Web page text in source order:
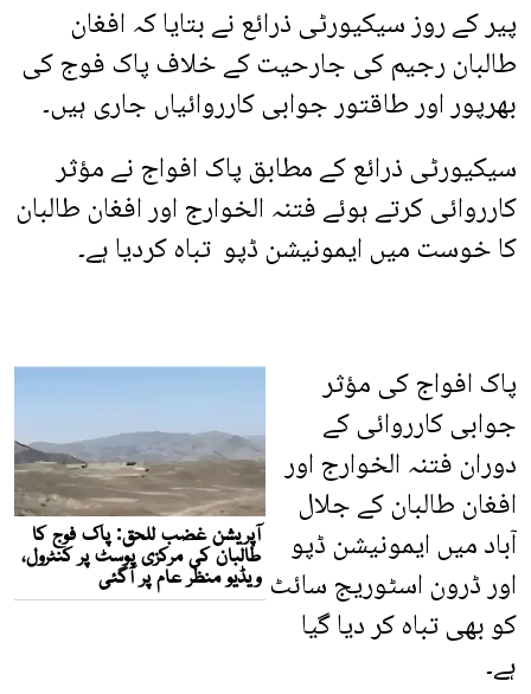
پیر کے روز سیکیورٹی ذرائع نے بتایا کہ افغان
طالبان رجیم کی جارحیت کے خلاف پاک فوج کی
بھرپور اور طاقتور جوابی کارروائیاں جاری ہیں۔
سیکیورٹی ذرائع کے مطابق پاک افواج نے مؤثر
کارروائی کرتے ہوئے فتنہ الخوارج اور افغان طالبان
کا خوست میں ایمونیشن ڈپو تباہ کردیا ہے۔
پاک افواج کی مؤثر
جوابی کارروائی کے
دوران فتنہ الخوارج اور
افغان طالبان کے جلال
آباد میں ایمونیشن ڈپو
اور ڈرون اسٹوریج سائٹ
کو بھی تباہ کر دیا گیا
ہے۔